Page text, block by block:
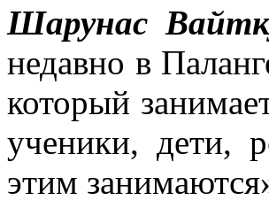
Шарунас
недавно в
который
ученики, дети,
этим